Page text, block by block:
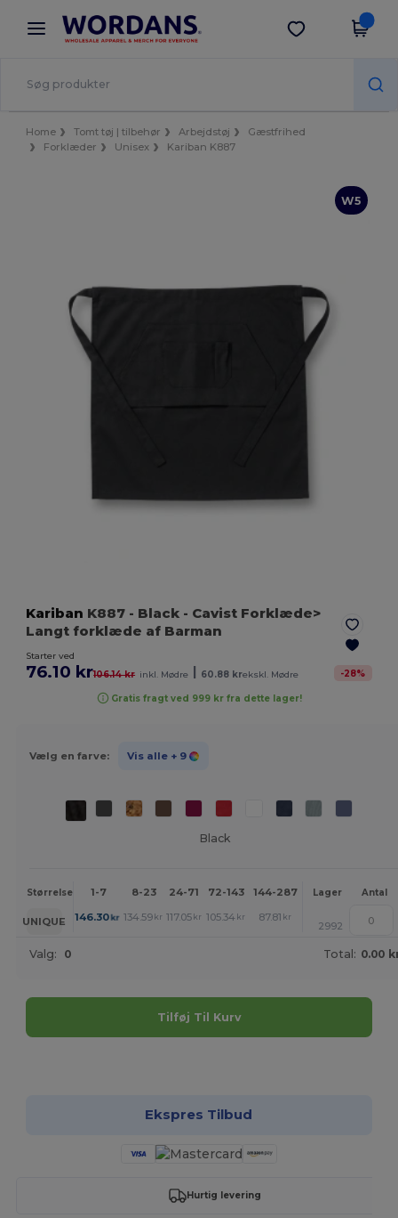
× Wordans-app
Bedre priser i appen!
Hent app
Home Tomt tøj | tilbehør Arbejdstøj
Gæstfrihed
Forklæder
Unisex Kariban K887
W5
Kariban K887 - Black - Cavist Forklæde>
Langt forklæde af Barman
Starter ved
76.10 kr106.14 kr inkl. Mødre 60.88 krekskl. Mødre -28%
Gratis fragt ved 999 kr fra dette lager!
Vælg en farve: Vis alle + 9
Black
Størrelse 1-7 8-23 24-71 72-143 144-287 288 + Mere
Lager Antal
UNIQUE 146.30kr 134.59 kr 117.05 kr 105.34 kr 87.81 kr
2992
Valg: 0 Total: 0.00
Tilføj Til Kurv
Ekspres Tilbud
Hurtig levering